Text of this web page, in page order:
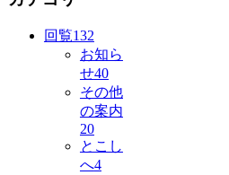
回覧132
お知ら
せ40
その他
の案内
20
とこし
へ4